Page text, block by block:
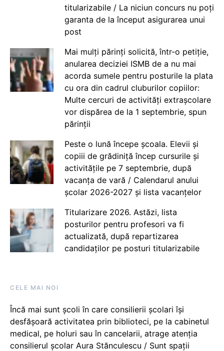
titularizabile / La niciun concurs nu poți
garanta de la început asigurarea unui
post
Mai mulți părinți solicită, într-o petiție,
anularea deciziei ISMB de a nu mai
acorda sumele pentru posturile la plata
cu ora din cadrul cluburilor copiilor:
Multe cercuri de activități extrașcolare
vor dispărea de la 1 septembrie, spun
părinții
Peste o lună începe școala. Elevii și
copiii de grădiniță încep cursurile și
activitățile pe 7 septembrie, după
vacanța de vară / Calendarul anului
școlar 2026-2027 și lista vacanțelor
Titularizare 2026. Astăzi, lista
posturilor pentru profesori va fi
actualizată, după repartizarea
candidaților pe posturi titularizabile
CELE MAI NOI
Încă mai sunt școli în care consilierii școlari își
desfășoară activitatea prin biblioteci, pe la cabinetul
medical, pe holuri sau în cancelarii, atrage atenția
consilierul școlar Aura Stănculescu / Sunt spații